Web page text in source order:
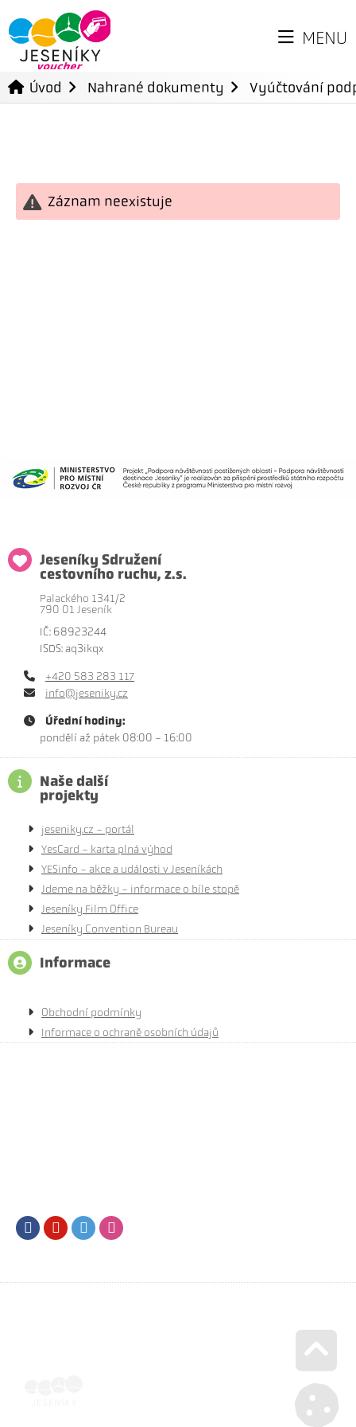
MENU
Úvod Nahrané dokumenty Vyúčtování
Záznam neexistuje
Jeseníky Sdružení
cestovního ruchu, z.s.
Palackého 1341/2
790 01 Jeseník
IČ: 68923244
ISDS: aq3ikqx
+420 583 283 117
info@jeseniky.cz
Úřední hodiny:
pondělí až pátek 08:00 - 16:00
Naše další
projekty
jeseniky.cz - portál
YesCard - karta plná výhod
YESinfo - akce a události v Jeseníkách
Jdeme na běžky - informace o bíle stopě
Jeseníky Film Office
Jeseníky Convention Bureau
Informace
Obchodní podmínky
Informace o ochraně osobních údajů
FacebookYoutubeTwitter
Go